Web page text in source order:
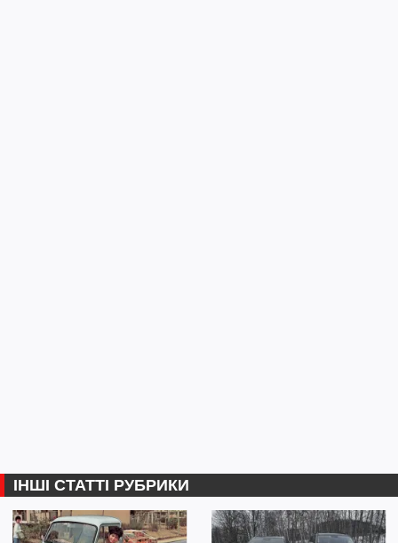
ІНШІ СТАТТІ РУБРИКИ